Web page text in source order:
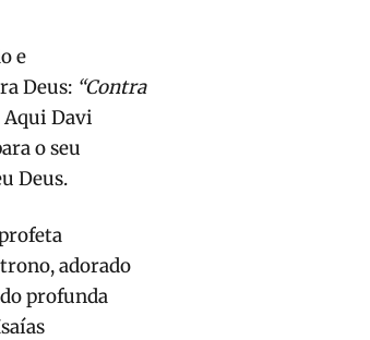
e
Deus: “Contra
Aqui Davi
o seu
Deus.
adorado
profunda